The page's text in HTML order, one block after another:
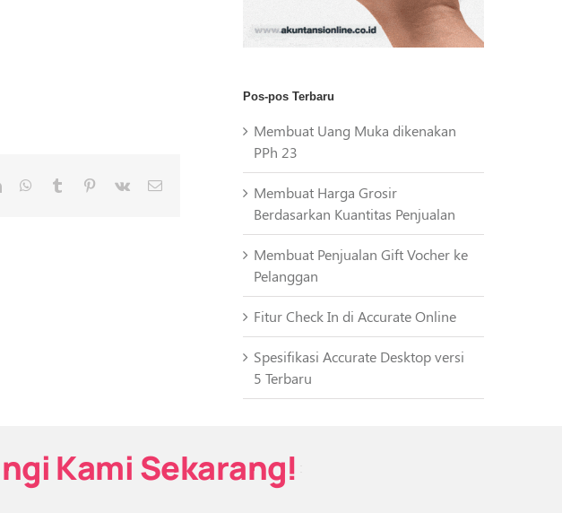
LinkedInWhatsApp
Tumblr Pinterest
Vk Email
Pos-pos Terbaru
Membuat Uang Muka dikenakan
PPh 23
Membuat Harga Grosir
Berdasarkan Kuantitas Penjualan
Membuat Penjualan Gift Vocher ke
Pelanggan
Fitur Check In di Accurate Online
Spesifikasi Accurate Desktop versi
5 Terbaru
Kami Sekarang!